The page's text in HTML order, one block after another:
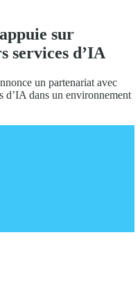
sur
services d’IA
un partenariat avec
d’IA dans un environnement